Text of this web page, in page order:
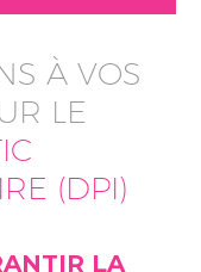
À VOS
LE
(DPI)
LA